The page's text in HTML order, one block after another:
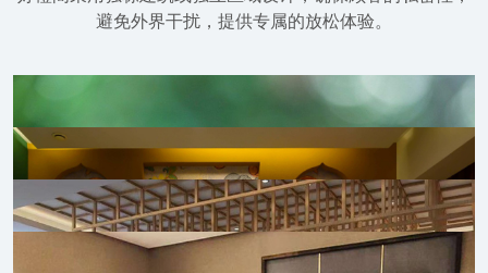
避免外界干扰，提供专属的放松体验。